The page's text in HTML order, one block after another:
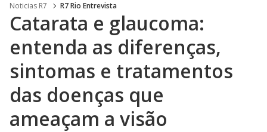
Noticias R7 R7 Rio Entrevista
Catarata e glaucoma:
entenda as diferenças,
sintomas e tratamentos
das doenças que
ameaçam a visão